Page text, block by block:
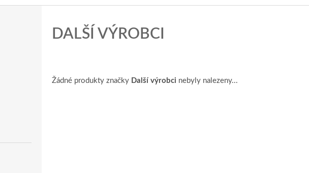
DALŠÍ VÝROBCI
Žádné produkty značky Další výrobci nebyly nalezeny...